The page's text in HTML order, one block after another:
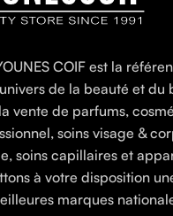
COIF est la
de la beauté et du
vente de parfums,
soins visage &
soins capillaires et
à votre disposition
marques